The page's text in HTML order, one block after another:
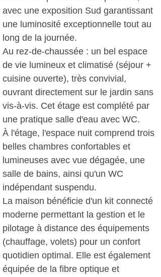
avec une exposition Sud garantissant
une luminosité exceptionnelle tout au
long de la journée.
Au rez-de-chaussée : un bel espace
de vie lumineux et climatisé (séjour +
cuisine ouverte), très convivial,
ouvrant directement sur le jardin sans
vis-à-vis. Cet étage est complété par
une pratique salle d'eau avec WC.
À l'étage, l'espace nuit comprend trois
belles chambres confortables et
lumineuses avec vue dégagée, une
salle de bains, ainsi qu'un WC
indépendant suspendu.
La maison bénéficie d'un kit connecté
moderne permettant la gestion et le
pilotage à distance des équipements
(chauffage, volets) pour un confort
quotidien optimal. Elle est également
équipée de la fibre optique et